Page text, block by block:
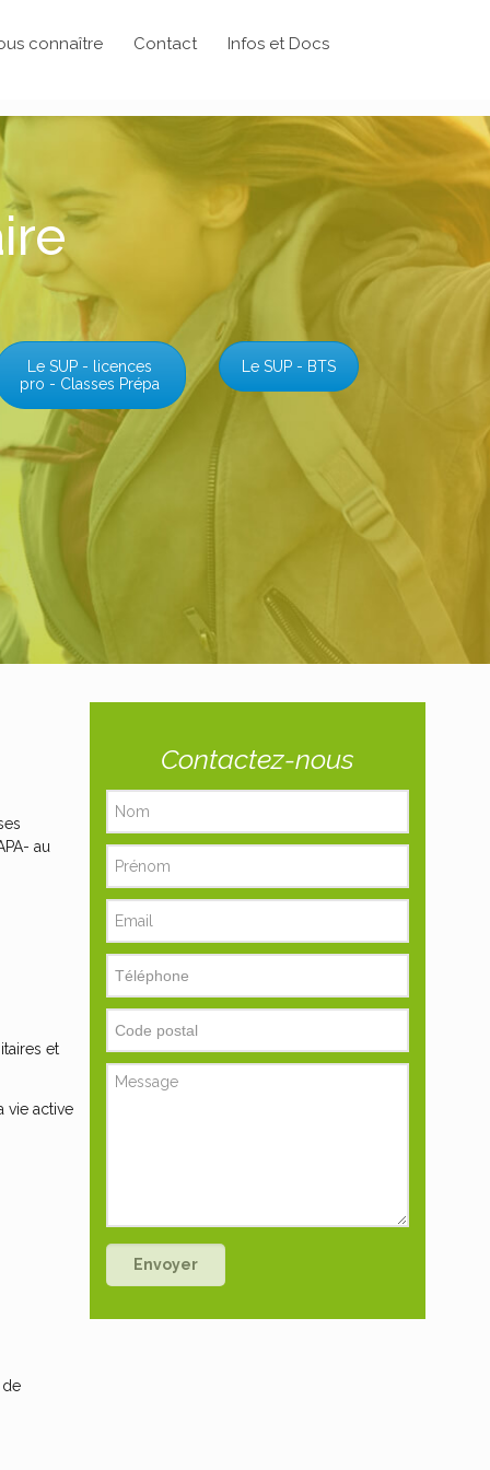
connaître Contact Infos et Docs
Le SUP - licences
pro - Classes Prépa
Le SUP - BTS
au
et
vie active
de
Contactez-nous
Envoyer